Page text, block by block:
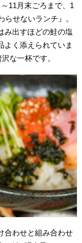
11月末ごろまで、1
せないランチ』。
み出すほどの鮭の塩
よく添えられていま
な一杯です。
合わせと組み合わせ